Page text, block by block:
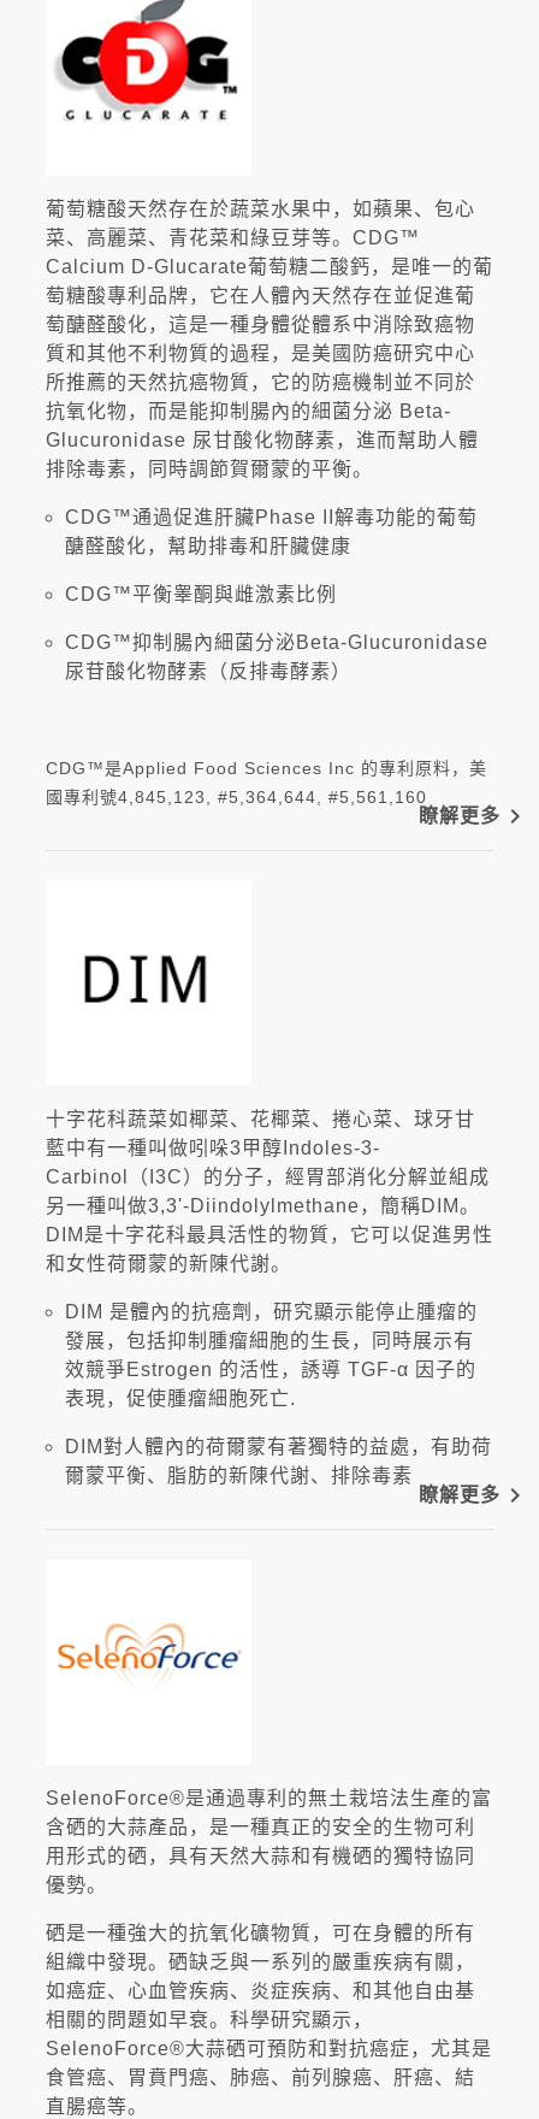
葡萄糖酸天然存在於蔬菜水果中，如蘋果、包心
菜、高麗菜、青花菜和綠豆芽等。CDG™
Calcium D-Glucarate葡萄糖二酸鈣，是唯一的葡
萄糖酸專利品牌，它在人體內天然存在並促進葡
萄醣醛酸化，這是一種身體從體系中消除致癌物
質和其他不利物質的過程，是美國防癌研究中心
所推薦的天然抗癌物質，它的防癌機制並不同於
抗氧化物，而是能抑制腸內的細菌分泌 Beta-
Glucuronidase 尿甘酸化物酵素，進而幫助人體
排除毒素，同時調節賀爾蒙的平衡。
CDG™通過促進肝臟Phase II解毒功能的葡萄
醣醛酸化，幫助排毒和肝臟健康
CDG™平衡睾酮與雌激素比例
CDG™抑制腸內細菌分泌Beta-Glucuronidase
尿苷酸化物酵素（反排毒酵素）
CDG™是Applied Food Sciences Inc 的專利原料，美
國專利號4,845,123, #5,364,644, #5,561,160
瞭解更多 navigate_next
十字花科蔬菜如椰菜、花椰菜、捲心菜、球牙甘
藍中有一種叫做吲哚3甲醇Indoles-3-
Carbinol（I3C）的分子，經胃部消化分解並組成
另一種叫做3,3'-Diindolylmethane，簡稱DIM。
DIM是十字花科最具活性的物質，它可以促進男性
和女性荷爾蒙的新陳代謝。
DIM 是體內的抗癌劑，研究顯示能停止腫瘤的
發展，包括抑制腫瘤細胞的生長，同時展示有
效競爭Estrogen 的活性，誘導 TGF-α 因子的
表現，促使腫瘤細胞死亡.
DIM對人體內的荷爾蒙有著獨特的益處，有助荷
爾蒙平衡、脂肪的新陳代謝、排除毒素
瞭解更多 navigate_next
SelenoForce®是通過專利的無土栽培法生產的富
含硒的大蒜產品，是一種真正的安全的生物可利
用形式的硒，具有天然大蒜和有機硒的獨特協同
優勢。
硒是一種強大的抗氧化礦物質，可在身體的所有
組織中發現。硒缺乏與一系列的嚴重疾病有關，
如癌症、心血管疾病、炎症疾病、和其他自由基
相關的問題如早衰。科學研究顯示，
SelenoForce®大蒜硒可預防和對抗癌症，尤其是
食管癌、胃賁門癌、肺癌、前列腺癌、肝癌、結
直腸癌等。